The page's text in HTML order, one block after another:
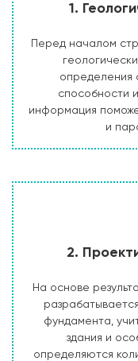
1.
Перед началом
определения
способности
информация
и
2.
На основе
фундамента,
здания и
определяются